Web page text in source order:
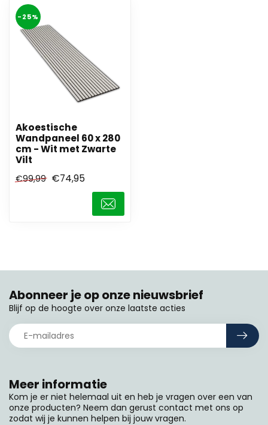
-25%
Akoestische
Wandpaneel 60 x 280
cm - Wit met Zwarte
Vilt
€99,99 €74,95
Meer informatie
Kom je er niet helemaal uit en heb je vragen over een van
onze producten? Neem dan gerust contact met ons op
zodat wij je kunnen helpen bij jouw vragen.
Abonneer je op onze nieuwsbrief
Blijf op de hoogte over onze laatste acties